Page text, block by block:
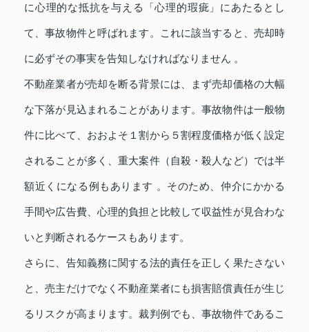
に心理的な抵抗を与える「心理的瑕疵」にあたるとし
て、事故物件と呼ばれます。これに該当すると、売却時
に必ずその事実を告知しなければなりません 。
不動産業者が売却を断る背景には、まず売却価格の大幅
な下落が見込まれることがあります。事故物件は一般物
件に比べて、おおよそ１割から５割程度価格が低く設定
されることが多く、重大案件（自殺・殺人など）では半
額近くになる例もあります 。そのため、仲介にかかる
手間や広告費、心理的負担と比較して収益性が見合わな
いと判断されるケースもあります。
さらに、告知義務に関する法的責任を正しく果たさない
と、売主だけでなく不動産業者にも損害賠償責任が生じ
るリスクが高まります。裁判例でも、事故物件であるこ